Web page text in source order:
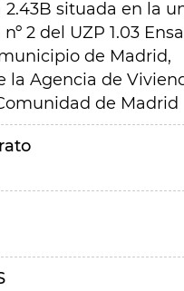
2.43B situada en la
2 del UZP 1.03
de Madrid,
la Agencia de
de Madrid